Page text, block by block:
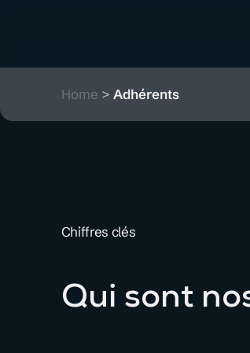
Home > Adhérents
Chiffres clés
Qui sont